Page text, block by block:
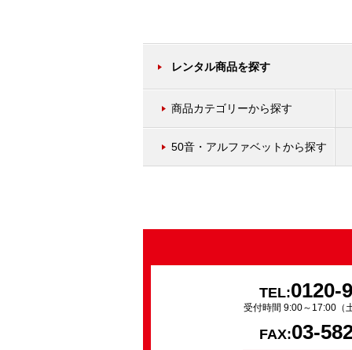
レンタル商品を探す
商品カテゴリーから探す
50音・アルファベットから探す
TEL:0120-
受付時間 9:00～17:00（
FAX:03-